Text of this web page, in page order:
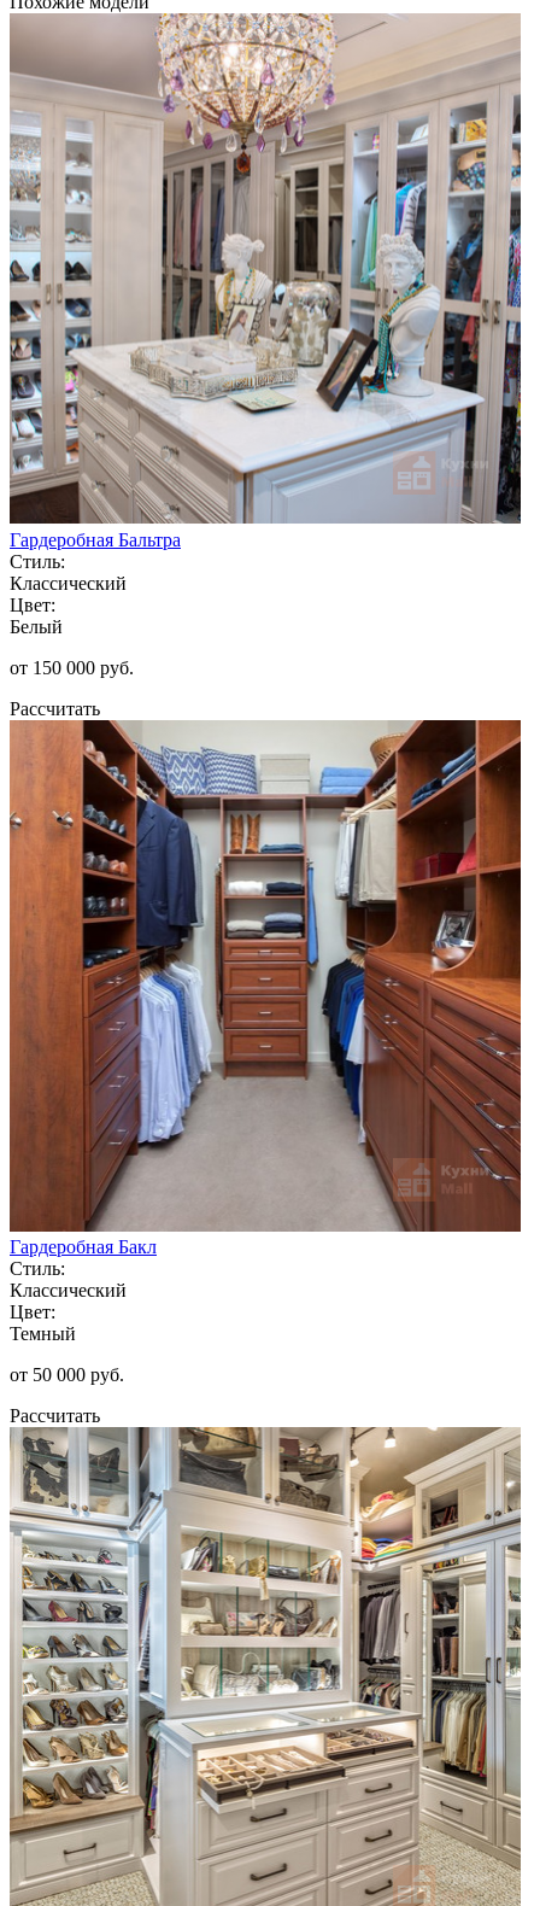
Гардеробная Бальтра
Стиль:
Классический
Цвет:
Белый
от 150 000 руб.
Рассчитать
Гардеробная Бакл
Стиль:
Классический
Цвет:
Темный
от 50 000 руб.
Рассчитать